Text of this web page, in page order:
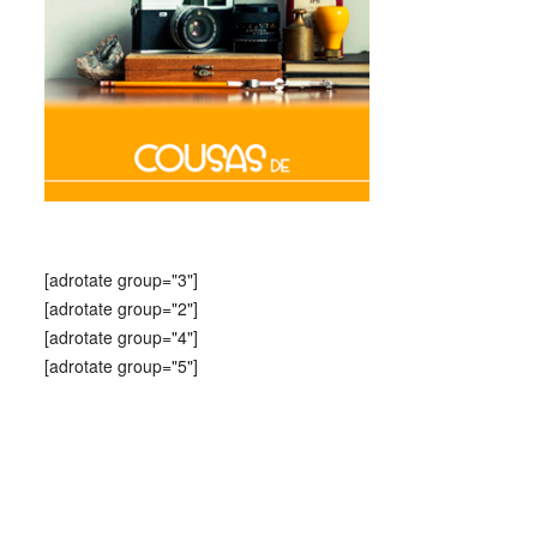
[adrotate group="3"]
[adrotate group="2"]
[adrotate group="4"]
[adrotate group="5"]